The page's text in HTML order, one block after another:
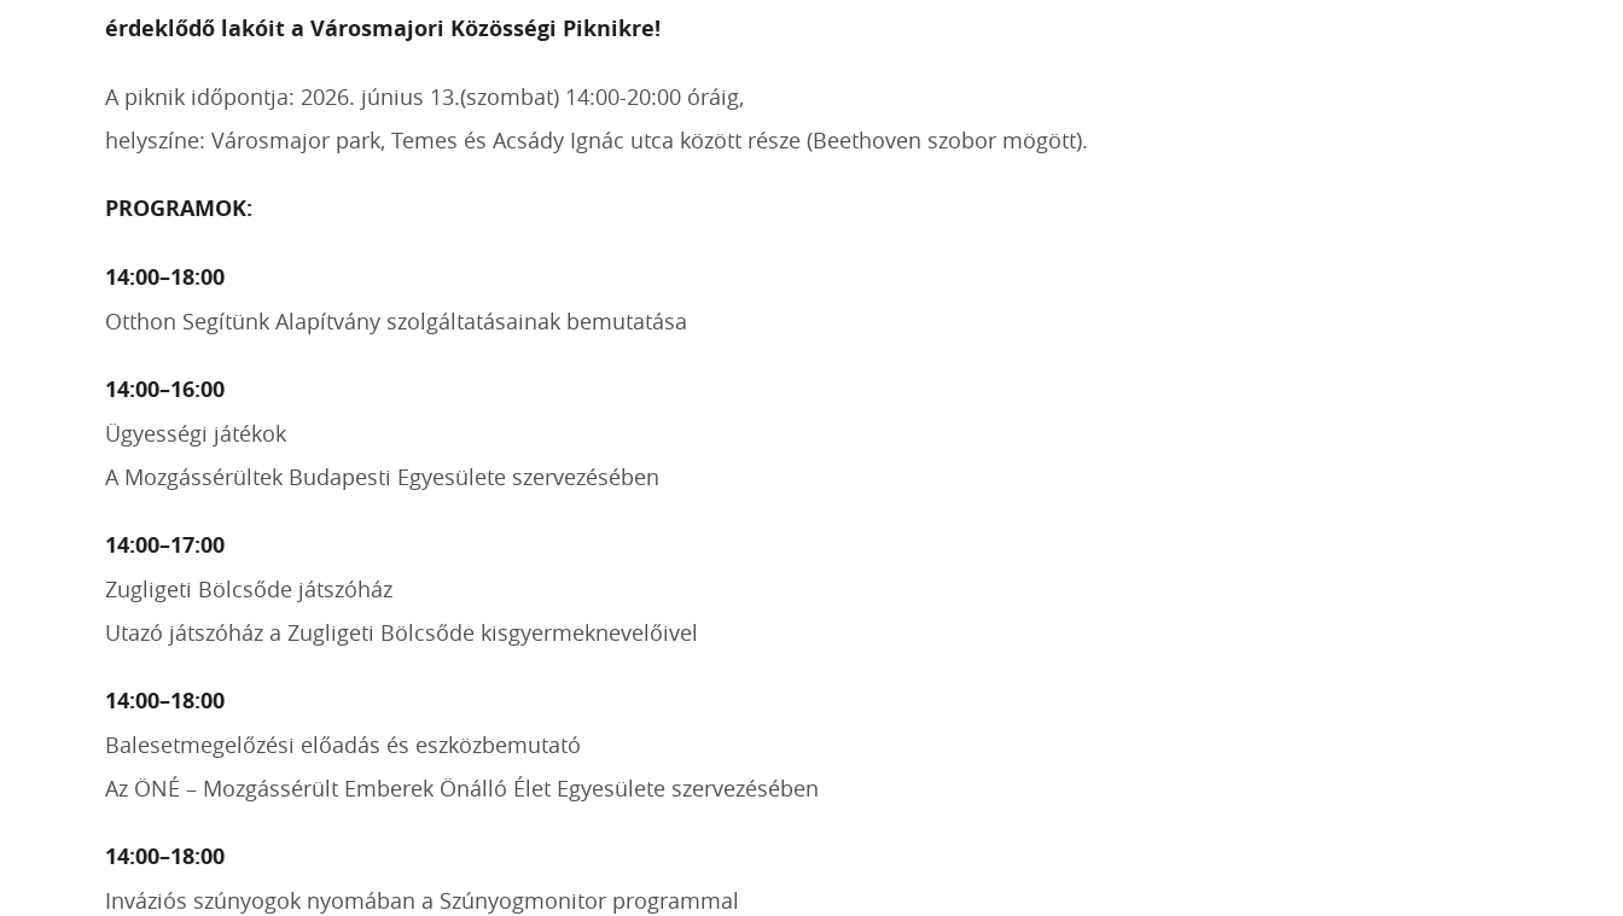
érdeklődő lakóit a Városmajori Közösségi Piknikre!
A piknik időpontja: 2026. június 13.(szombat) 14:00-20:00 óráig,
helyszíne: Városmajor park, Temes és Acsády Ignác utca között része (Beethoven szobor mögött).
PROGRAMOK:
14:00–18:00
Otthon Segítünk Alapítvány szolgáltatásainak bemutatása
14:00–16:00
Ügyességi játékok
A Mozgássérültek Budapesti Egyesülete szervezésében
14:00–17:00
Zugligeti Bölcsőde játszóház
Utazó játszóház a Zugligeti Bölcsőde kisgyermeknevelőivel
14:00–18:00
Balesetmegelőzési előadás és eszközbemutató
Az ÖNÉ – Mozgássérült Emberek Önálló Élet Egyesülete szervezésében
14:00–18:00
Inváziós szúnyogok nyomában a Szúnyogmonitor programmal